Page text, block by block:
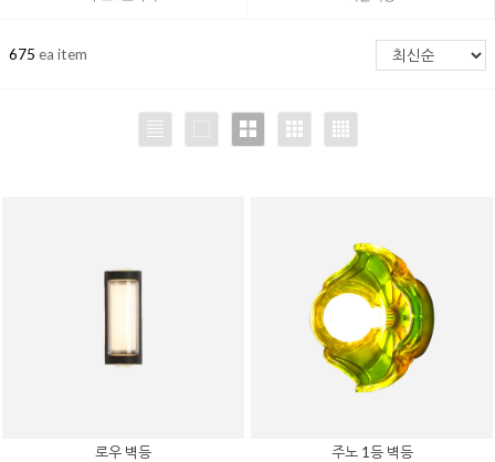
675 ea item
로우 벽등 주노 1등 벽등